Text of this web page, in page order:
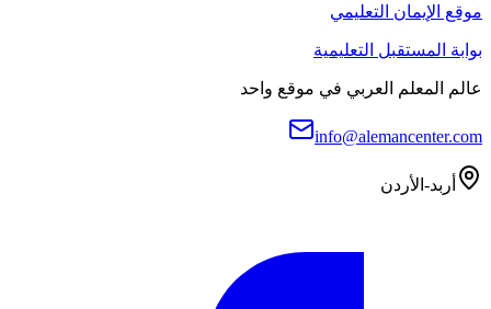
موقع الإيمان التعليمي
بوابة المستقبل التعليمية
عالم المعلم العربي في موقع واحد
info@alemancenter.com
أربد-الأردن